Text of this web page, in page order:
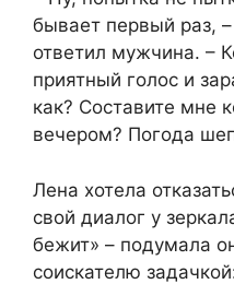
бывает первый раз,
ответил мужчина. –
приятный голос и
как? Составите мне
вечером? Погода
Лена хотела
свой диалог у
бежит» – подумала
соискателю